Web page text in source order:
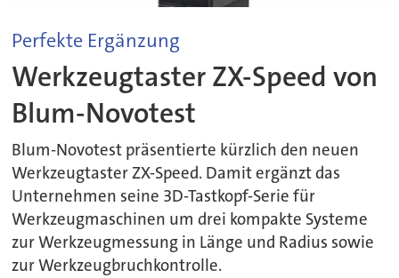
Perfekte Ergänzung
Werkzeugtaster ZX-Speed von
Blum-Novotest
Blum-Novotest präsentierte kürzlich den neuen
Werkzeugtaster ZX-Speed. Damit ergänzt das
Unternehmen seine 3D-Tastkopf-Serie für
Werkzeugmaschinen um drei kompakte Systeme
zur Werkzeugmessung in Länge und Radius sowie
zur Werkzeugbruchkontrolle.